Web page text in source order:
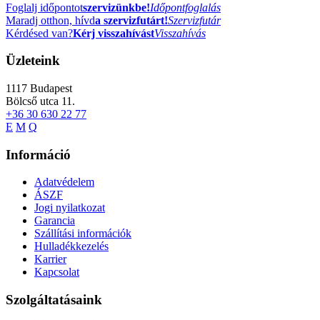
Foglalj időpontotszervizünkbe!Időpontfoglalás
Maradj otthon, hívda szervizfutárt!Szervizfutár
Kérdésed van?Kérj visszahívástVisszahívás
Üzleteink
1117 Budapest
Bölcső utca 11.
+36 30 630 22 77
E M Q
Információ
Adatvédelem
ÁSZF
Jogi nyilatkozat
Garancia
Szállítási információk
Hulladékkezelés
Karrier
Kapcsolat
Szolgáltatásaink